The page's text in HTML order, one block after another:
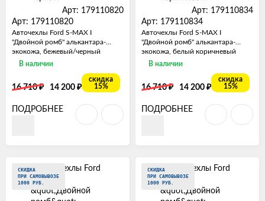
Арт: 179110820
Арт: 179110820
Авточехлы Ford S-MAX I
"Двойной ромб" алькантара-
экокожа, бежевый/черный
В наличии
16 710₽ 14 200 ₽
скидка
15%
ПОДРОБНЕЕ
Арт: 179110834
Арт: 179110834
Авточехлы Ford S-MAX I
"Двойной ромб" алькантара-
экокожа, белый коричневый
В наличии
16 710₽ 14 200 ₽
скидка
15%
ПОДРОБНЕЕ
СКИДКА
ПРИ САМОВЫВОЗЕ
1000 РУБ.
СКИДКА
ПРИ САМОВЫВОЗЕ
1000 РУБ.